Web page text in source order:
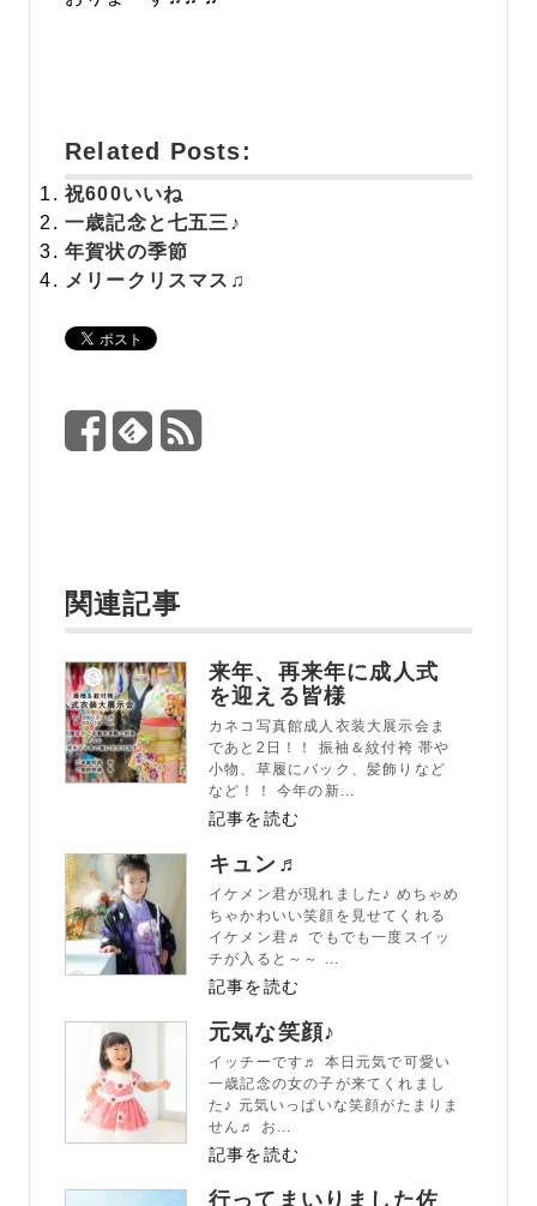
Related Posts:
祝600いいね
一歳記念と七五三♪
年賀状の季節
メリークリスマス♫
関連記事
来年、再来年に成人式
を迎える皆様
カネコ写真館成人衣装大展示会ま
であと2日！！ 振袖＆紋付袴 帯や
小物、草履にバック、髪飾りなど
など！！ 今年の新...
記事を読む
キュン♬
イケメン君が現れました♪ めちゃめ
ちゃかわいい笑顔を見せてくれる
イケメン君♬ でもでも一度スイッ
チが入ると～～ ...
記事を読む
元気な笑顔♪
イッチーです♬ 本日元気で可愛い
一歳記念の女の子が来てくれまし
た♪ 元気いっぱいな笑顔がたまりま
せん♬ お...
記事を読む
行ってまいりました佐